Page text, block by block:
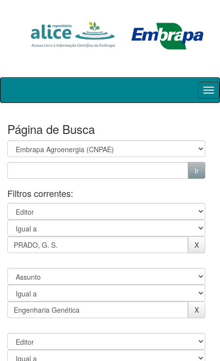
Skip
Página de Busca
Filtros correntes: